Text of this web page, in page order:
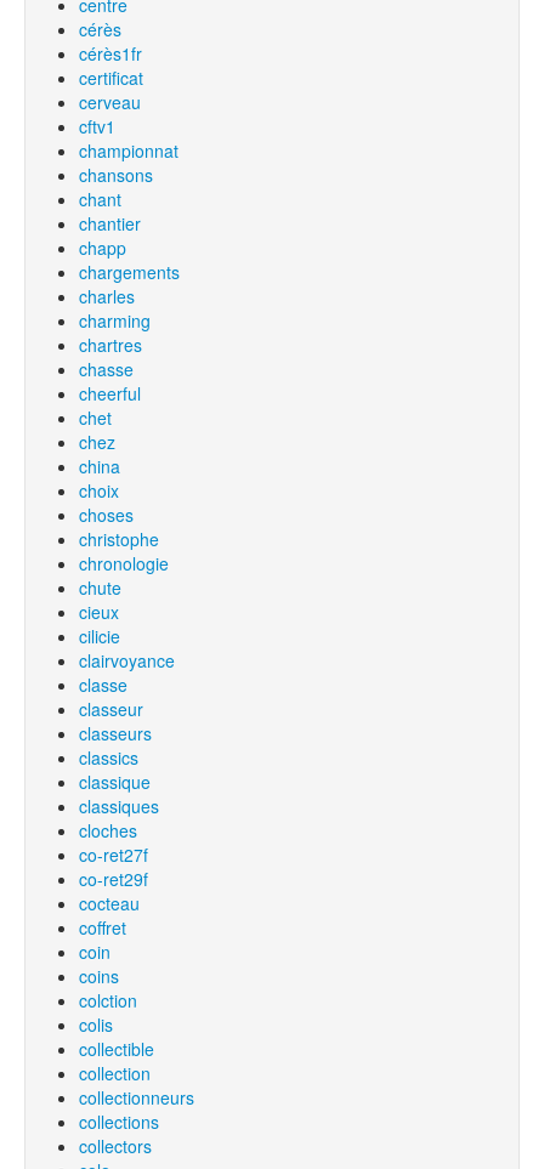
centre
cérès
cérès1fr
certificat
cerveau
cftv1
championnat
chansons
chant
chantier
chapp
chargements
charles
charming
chartres
chasse
cheerful
chet
chez
china
choix
choses
christophe
chronologie
chute
cieux
cilicie
clairvoyance
classe
classeur
classeurs
classics
classique
classiques
cloches
co-ret27f
co-ret29f
cocteau
coffret
coin
coins
colction
colis
collectible
collection
collectionneurs
collections
collectors